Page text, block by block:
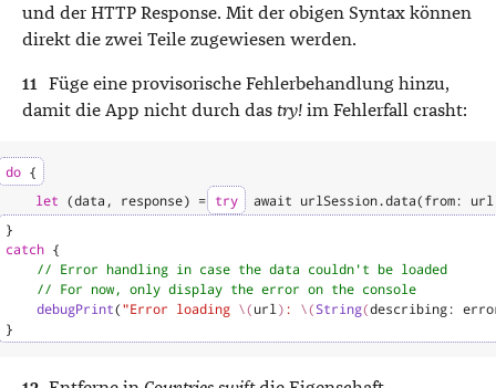
und der HTTP Response. Mit der obigen Syntax können
direkt die zwei Teile zugewiesen werden.
Füge eine provisorische Fehlerbehandlung hinzu,
damit die App nicht durch das try! im Fehlerfall crasht:
do {
let (data , response) = try await urlSession.data(from: url
}
catch {
// Error handling in case the data couldn't be loaded
// For now, only display the error on the console
debugPrint("Error loading \(url ) : \(String(describing:
}